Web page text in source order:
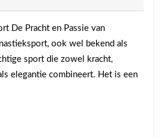
Kracht,
Lenigheid
en
De Pracht en Passie van
ook wel bekend als
sport die zowel kracht,
elegantie combineert. Het is een